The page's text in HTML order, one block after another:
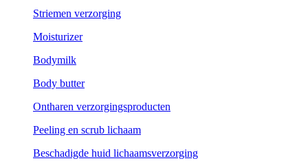
Striemen verzorging
Moisturizer
Bodymilk
Body butter
Ontharen verzorgingsproducten
Peeling en scrub lichaam
Beschadigde huid lichaamsverzorging